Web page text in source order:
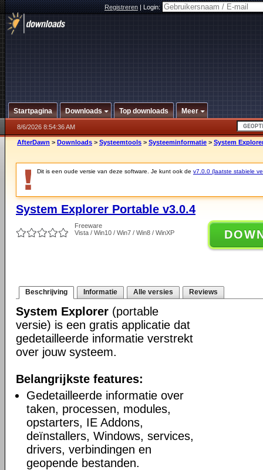
Registreren|Login:
Startpagina Downloads Top downloads Meer
8/6/2026 8:54:36 AM
AfterDawn > Downloads > Systeemtools > Systeeminformatie > System
Dit is een oude versie van deze software. Je kunt ook de v7.0.0 (laatste stabiele
System Explorer Portable v3.0.4
Freeware
Vista / Win10 / Win7 / Win8 / WinXP
Beschrijving Informatie Alle versies Reviews
System Explorer (portable
versie) is een gratis applicatie dat
gedetailleerde informatie verstrekt
over jouw systeem.
Belangrijkste features:
Gedetailleerde informatie over
taken, processen, modules,
opstarters, IE Addons,
deïnstallers, Windows, services,
drivers, verbindingen en
geopende bestanden.